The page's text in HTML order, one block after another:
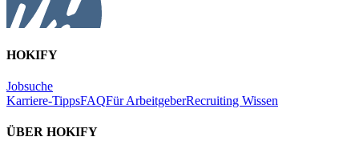
HOKIFY
Jobsuche
Karriere-TippsFAQFür ArbeitgeberRecruiting Wissen
ÜBER HOKIFY